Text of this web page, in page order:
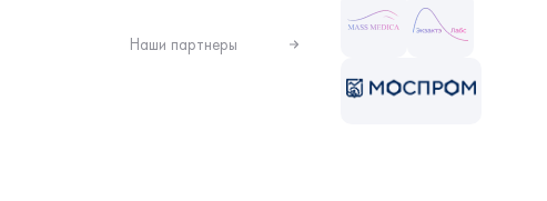
Наши партнеры